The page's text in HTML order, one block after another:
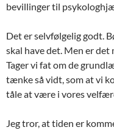
bevillinger til
Det er selvfølgelig godt.
skal have det. Men er
Tager vi fat om de
tænke så vidt, som at vi
tåle at være i vores
Jeg tror, at tiden er